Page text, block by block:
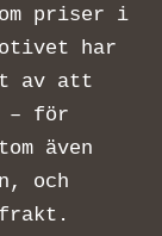
priser i
har
av att
– för
även
och